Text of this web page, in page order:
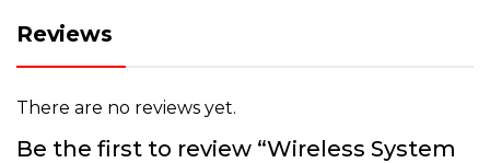
Reviews
There are no reviews yet.
Be the first to review “Wireless System